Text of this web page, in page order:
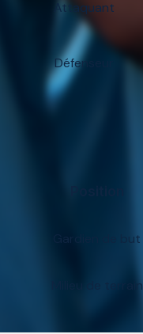
Attaquant
Défenseur
Gardien de but
Milieu de terrain